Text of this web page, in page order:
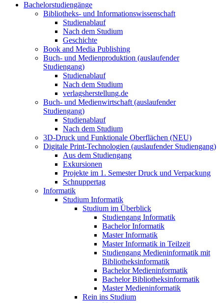
Bachelorstudiengänge
Bibliotheks- und Informationswissenschaft
Studienablauf
Nach dem Studium
Geschichte
Book and Media Publishing
Buch- und Medienproduktion (auslaufender
Studiengang)
Studienablauf
Nach dem Studium
verlagsherstellung.de
Buch- und Medienwirtschaft (auslaufender
Studiengang)
Studienablauf
Nach dem Studium
3D-Druck und Funktionale Oberflächen (NEU)
Digitale Print-Technologien (auslaufender Studiengang)
Aus dem Studiengang
Exkursionen
Projekte im 1. Semester Druck und Verpackung
Schnuppertag
Informatik
Studium Informatik
Studium im Überblick
Studiengang Informatik
Bachelor Informatik
Master Informatik
Master Informatik in Teilzeit
Studiengang Medieninformatik mit
Bibliotheksinformatik
Bachelor Medieninformatik
Bachelor Bibliotheksinformatik
Master Medieninformatik
Rein ins Studium